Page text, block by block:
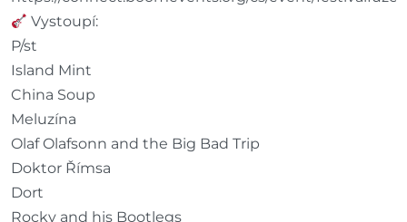
Vystoupí:
P/st
Island Mint
China Soup
Meluzína
Olaf Olafsonn and the Big Bad Trip
Doktor Římsa
Dort
Rocky and his Bootlegs